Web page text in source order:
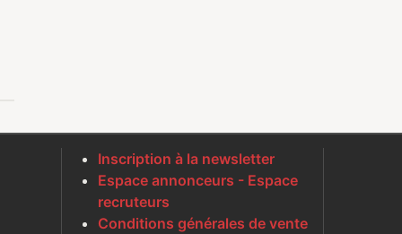
Inscription à la newsletter
Espace annonceurs - Espace
recruteurs
Conditions générales de vente